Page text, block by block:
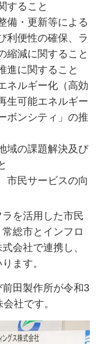
すること
備・更新等による
利便性の確保、ラ
縮減に関すること
進に関すること
ネルギー化（高効
生可能エネルギー
ボンシティ」の推
域の課題解決及び
市民サービスの向
を活用した市民
総市とインフロ
会社で連携し、
ます。
田製作所が令和3
社です。